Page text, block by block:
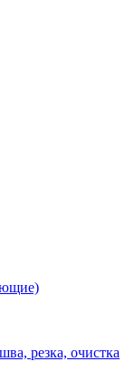
резка, очистка